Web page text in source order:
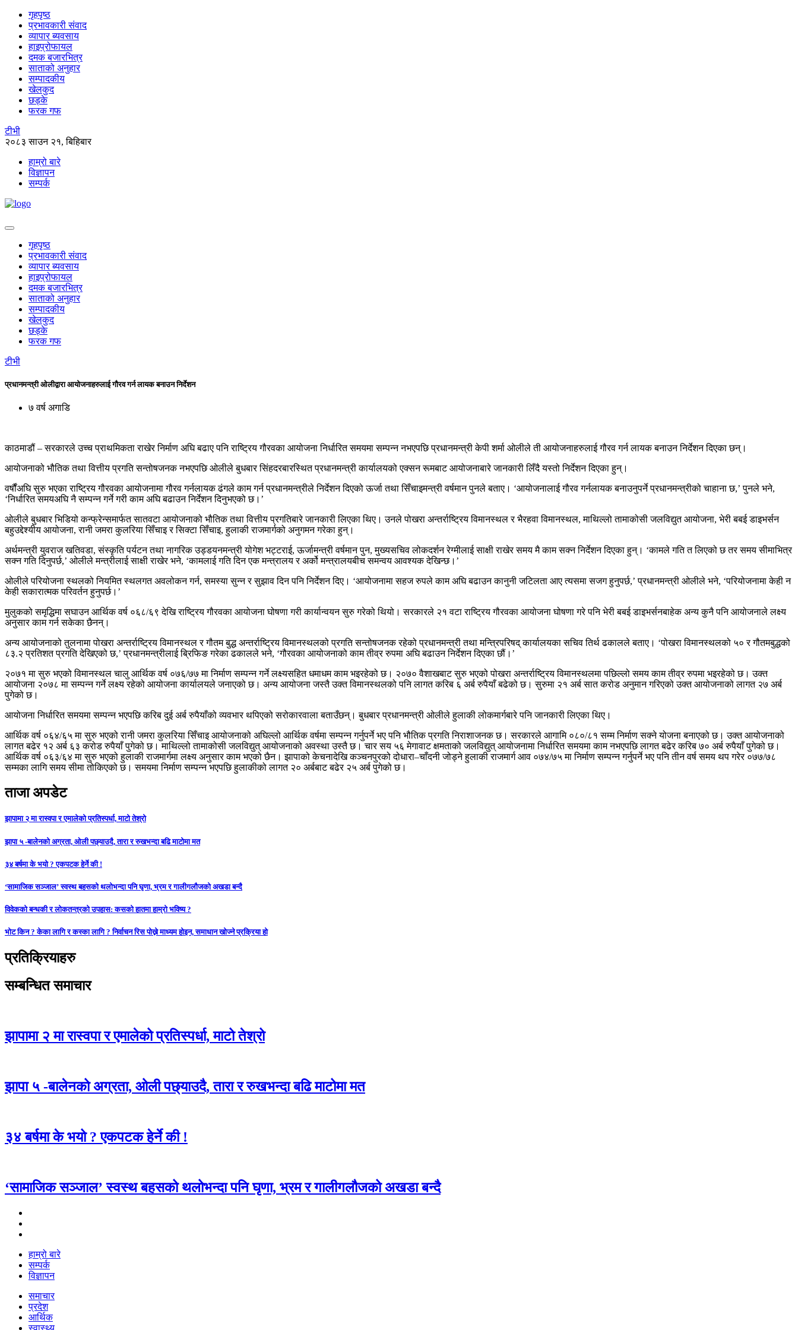
गृहपृष्ठ
प्रभावकारी संवाद
व्यापार ब्यवसाय
हाइप्रोफायल
दमक बजारभित्र
साताको अनुहार
सम्पादकीय
खेलकुद
छड्के
फरक गफ
टीभी
२०८३ साउन २१, बिहिबार
हाम्रो बारे
विज्ञापन
सम्पर्क
गृहपृष्ठ
प्रभावकारी संवाद
व्यापार ब्यवसाय
हाइप्रोफायल
दमक बजारभित्र
साताको अनुहार
सम्पादकीय
खेलकुद
छड्के
फरक गफ
टीभी
प्रधानमन्त्री ओलीद्वारा आयोजनाहरुलाई गौरव गर्न लायक बनाउन निर्देशन
७ वर्ष अगाडि
काठमाडौं – सरकारले उच्च प्राथमिकता राखेर निर्माण अघि बढाए पनि राष्ट्रिय गौरवका आयोजना निर्धारित समयमा सम्पन्न नभएपछि प्रधानमन्त्री केपी शर्मा ओलीले ती आयोजनाहरुलाई गौरव गर्न लायक बनाउन निर्देशन दिएका छन्।
आयोजनाको भौतिक तथा वित्तीय प्रगति सन्तोषजनक नभएपछि ओलीले बुधबार सिंहदरबारस्थित प्रधानमन्त्री कार्यालयको एक्सन रूमबाट आयोजनाबारे जानकारी लिँदै यस्तो निर्देशन दिएका हुन्।
वर्षौंअघि सुरु भएका राष्ट्रिय गौरवका आयोजनामा गौरव गर्नलायक ढंगले काम गर्न प्रधानमन्त्रीले निर्देशन दिएको ऊर्जा तथा सिँचाइमन्त्री वर्षमान पुनले बताए। ‘आयोजनालाई गौरव गर्नलायक बनाउनुपर्ने प्रधानमन्त्रीको चाहाना छ,’ पुनले भने,
‘निर्धारित समयअघि नै सम्पन्न गर्ने गरी काम अघि बढाउन निर्देशन दिनुभएको छ।’
ओलीले बुधबार भिडियो कन्फ्रेन्समार्फत सातवटा आयोजनाको भौतिक तथा वित्तीय प्रगतिबारे जानकारी लिएका थिए। उनले पोखरा अन्तर्राष्ट्रिय विमानस्थल र भैरहवा विमानस्थल, माथिल्लो तामाकोसी जलविद्युत आयोजना, भेरी बबई डाइभर्सन
बहुउद्देश्यीय आयोजना, रानी जमरा कुलरिया सिँचाइ र सिक्टा सिँचाइ, हुलाकी राजमार्गको अनुगमन गरेका हुन्।
अर्थमन्त्री युवराज खतिवडा, संस्कृति पर्यटन तथा नागरिक उड्डयनमन्त्री योगेश भट्टराई, ऊर्जामन्त्री वर्षमान पुन, मुख्यसचिव लोकदर्शन रेग्मीलाई साक्षी राखेर समय मै काम सक्न निर्देशन दिएका हुन्। ‘कामले गति त लिएको छ तर समय सीमाभित्र
सक्न गति दिनुपर्छ,’ ओलीले मन्त्रीलाई साक्षी राखेर भने, ‘कामलाई गति दिन एक मन्त्रालय र अर्को मन्त्रालयबीच समन्वय आवश्यक देखिन्छ।’
ओलीले परियोजना स्थलको नियमित स्थलगत अवलोकन गर्न, समस्या सुन्न र सुझाव दिन पनि निर्देशन दिए। ‘आयोजनामा सहज रुपले काम अघि बढाउन कानुनी जटिलता आए त्यसमा सजग हुनुपर्छ,’ प्रधानमन्त्री ओलीले भने, ‘परियोजनामा केही न
केही सकारात्मक परिवर्तन हुनुपर्छ।’
मुलुकको समृद्धिमा सघाउन आर्थिक वर्ष ०६८/६९ देखि राष्ट्रिय गौरवका आयोजना घोषणा गरी कार्यान्वयन सुरु गरेको थियो। सरकारले २१ वटा राष्ट्रिय गौरवका आयोजना घोषणा गरे पनि भेरी बबई डाइभर्सनबाहेक अन्य कुनै पनि आयोजनाले लक्ष्य
अनुसार काम गर्न सकेका छैनन्।
अन्य आयोजनाको तुलनामा पोखरा अन्तर्राष्ट्रिय विमानस्थल र गौतम बुद्ध अन्तर्राष्ट्रिय विमानस्थलको प्रगति सन्तोषजनक रहेको प्रधानमन्त्री तथा मन्त्रिपरिषद् कार्यालयका सचिव तिर्थ ढकालले बताए। ‘पोखरा विमानस्थलको ५० र गौतमबुद्धको
८३.२ प्रतिशत प्रगति देखिएको छ,’ प्रधानमन्त्रीलाई ब्रिफिङ गरेका ढकालले भने, ‘गौरवका आयोजनाको काम तीव्र रुपमा अघि बढाउन निर्देशन दिएका छौं।’
२०७१ मा सुरु भएको विमानस्थल चालु आर्थिक वर्ष ०७६/७७ मा निर्माण सम्पन्न गर्ने लक्ष्यसहित धमाधम काम भइरहेको छ। २०७० वैशाखबाट सुरु भएको पोखरा अन्तर्राष्ट्रिय विमानस्थलमा पछिल्लो समय काम तीव्र रुपमा भइरहेको छ। उक्त
आयोजना २०७८ मा सम्पन्न गर्ने लक्ष्य रहेको आयोजना कार्यालयले जनाएको छ। अन्य आयोजना जस्तै उक्त विमानस्थलको पनि लागत करिब ६ अर्ब रुपैयाँ बढेको छ। सुरुमा २१ अर्ब सात करोड अनुमान गरिएको उक्त आयोजनाको लागत २७ अर्ब
पुगेको छ।
आयोजना निर्धारित समयमा सम्पन्न भएपछि करिब दुई अर्ब रुपैयाँको व्यवभार थपिएको सरोकारवाला बताउँछन्। बुधबार प्रधानमन्त्री ओलीले हुलाकी लोकमार्गबारे पनि जानकारी लिएका थिए।
आर्थिक वर्ष ०६४/६५ मा सुरु भएको रानी जमरा कुलरिया सिँचाइ आयोजनाको अघिल्लो आर्थिक वर्षमा सम्पन्न गर्नुपर्ने भए पनि भौतिक प्रगति निराशाजनक छ। सरकारले आगामि ०८०/८१ सम्म निर्माण सक्ने योजना बनाएको छ। उक्त आयोजनाको
लागत बढेर १२ अर्ब ६३ करोड रुपैयाँ पुगेको छ। माथिल्लो तामाकोसी जलविद्युत् आयोजनाको अवस्था उस्तै छ। चार सय ५६ मेगावाट क्षमताको जलविद्युत् आयोजनामा निर्धारित समयमा काम नभएपछि लागत बढेर करिब ७० अर्ब रुपैयाँ पुगेको छ।
आर्थिक वर्ष ०६३/६४ मा सुरु भएको हुलाकी राजमार्गमा लक्ष्य अनुसार काम भएको छैन। झापाको केचनादेखि कञ्चनपुरको दोधारा–चाँदनी जोड्ने हुलाकी राजमार्ग आव ०७४/७५ मा निर्माण सम्पन्न गर्नुपर्ने भए पनि तीन वर्ष समय थप गरेर ०७७/७८
सम्मका लागि समय सीमा तोकिएको छ। समयमा निर्माण सम्पन्न भएपछि हुलाकीको लागत २० अर्बबाट बढेर २५ अर्ब पुगेको छ।
ताजा अपडेट
झापामा २ मा रास्वपा र एमालेको प्रतिस्पर्धा, माटो तेश्रो
झापा ५ -बालेनको अग्रता, ओली पछ्याउदै, तारा र रुखभन्दा बढि माटोमा मत
३४ बर्षमा के भयो ? एकपटक हेर्ने की !
‘सामाजिक सञ्जाल’ स्वस्थ बहसको थलोभन्दा पनि घृणा, भ्रम र गालीगलौजको अखडा बन्दै
विवेकको बन्धकी र लोकतन्त्रको उपहास: कसको हातमा हाम्रो भविष्य ?
भोट किन ? केका लागि र कस्का लागि ? निर्वाचन रिस पोख्ने माध्यम होइन, समाधान खोज्ने प्रक्रिया हो
प्रतिक्रियाहरु
सम्बन्धित समाचार
झापामा २ मा रास्वपा र एमालेको प्रतिस्पर्धा, माटो तेश्रो
झापा ५ -बालेनको अग्रता, ओली पछ्याउदै, तारा र रुखभन्दा बढि माटोमा मत
३४ बर्षमा के भयो ? एकपटक हेर्ने की !
‘सामाजिक सञ्जाल’ स्वस्थ बहसको थलोभन्दा पनि घृणा, भ्रम र गालीगलौजको अखडा बन्दै
हाम्रो बारे
सम्पर्क
विज्ञापन
समाचार
प्रदेश
आर्थिक
स्वास्थ्य